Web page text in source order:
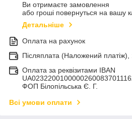
Ви отримаєте замовлення
або гроші повернуться на вашу
Детальніше
Оплата на рахунок
Післяплата (Наложений
Оплата за реквізитами IBAN
ФОП Білопільська Є. Г.
Всі умови оплати